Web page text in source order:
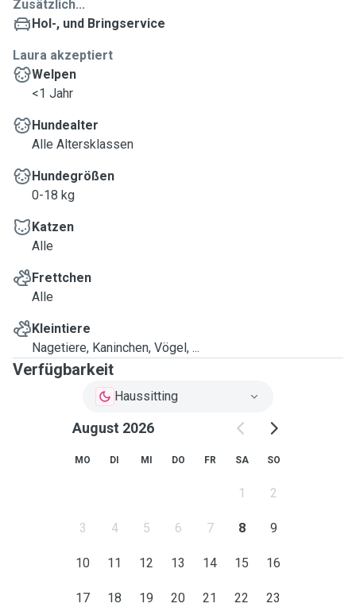
Zusätzlich...
Hol-, und Bringservice
Laura akzeptiert
Welpen
<1 Jahr
Hundealter
Alle Altersklassen
Hundegrößen
0-18 kg
Katzen
Alle
Frettchen
Alle
Kleintiere
Nagetiere, Kaninchen, Vögel, ...
Verfügbarkeit
Haussitting
August 2026
MO DI MI DO FR SA SO
1 2
3 4 5 6 7 8 9
10 11 12 13 14 15 16
17 18 19 20 21 22 23